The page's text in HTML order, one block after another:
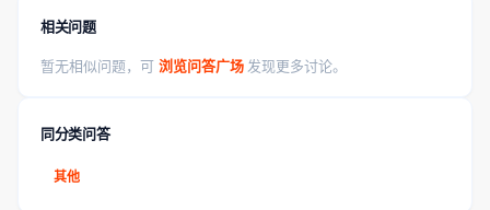
相关问题
暂无相似问题，可 浏览问答广场 发现更多讨论。
同分类问答
其他